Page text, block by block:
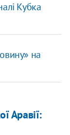
Кубка
на
Аравії: